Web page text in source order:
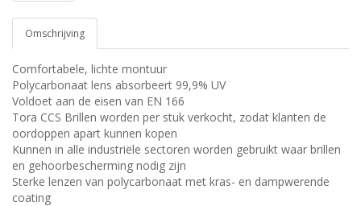
Omschrijving
Comfortabele, lichte montuur
Polycarbonaat lens absorbeert 99,9% UV
Voldoet aan de eisen van EN 166
Tora CCS Brillen worden per stuk verkocht, zodat klanten de
oordoppen apart kunnen kopen
Kunnen in alle industriële sectoren worden gebruikt waar brillen
en gehoorbescherming nodig zijn
Sterke lenzen van polycarbonaat met kras- en dampwerende
coating